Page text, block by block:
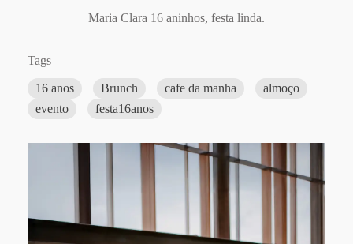
Maria Clara 16 aninhos, festa linda.
Tags
16 anos Brunch cafe da manha
almoço
evento
festa16anos